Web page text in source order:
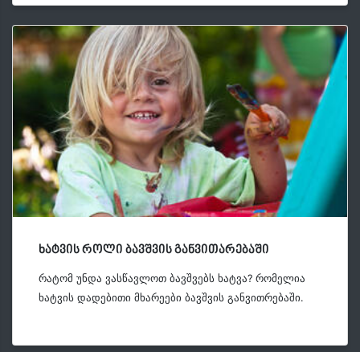
ხატვის როლი ბავშვის განვითარებაში
რატომ უნდა ვასწავლოთ ბავშვებს ხატვა? რომელია
ხატვის დადებითი მხარეები ბავშვის განვითრებაში.